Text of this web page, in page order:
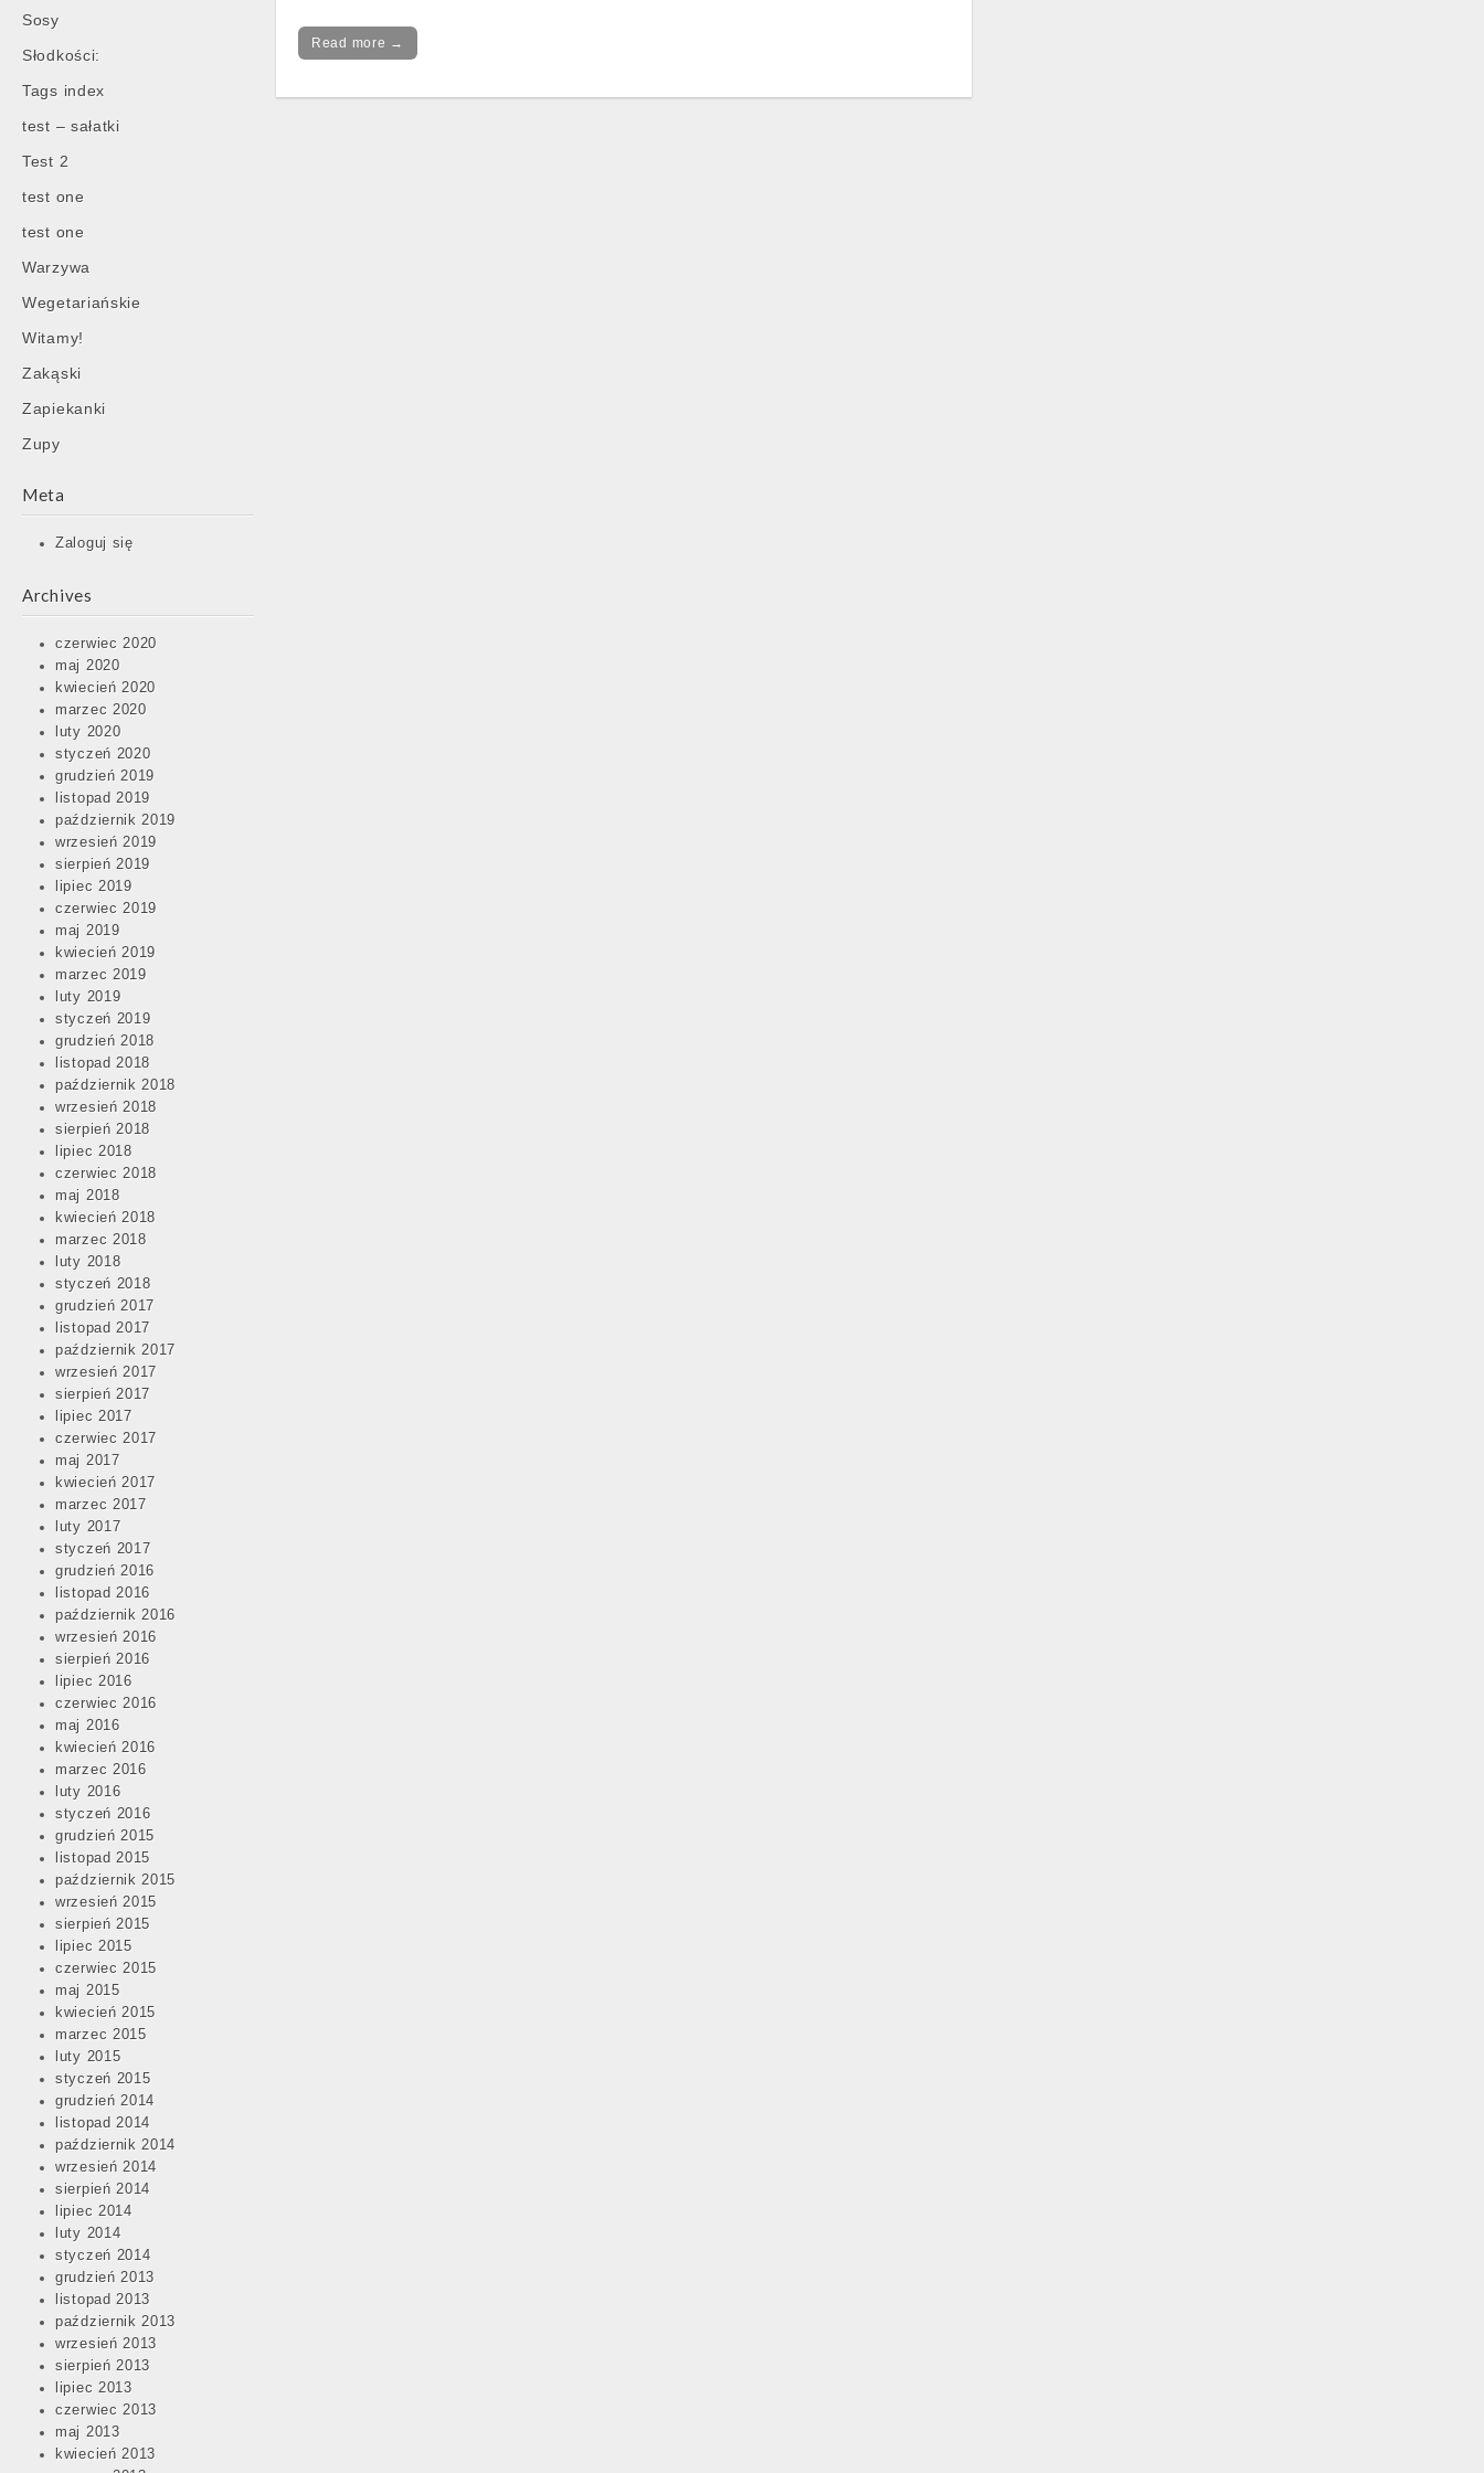
Sosy
Słodkości:
Tags index
test – sałatki
Test 2
test one
test one
Warzywa
Wegetariańskie
Witamy!
Zakąski
Zapiekanki
Zupy
Meta
Zaloguj się
Archives
czerwiec 2020
maj 2020
kwiecień 2020
marzec 2020
luty 2020
styczeń 2020
grudzień 2019
listopad 2019
październik 2019
wrzesień 2019
sierpień 2019
lipiec 2019
czerwiec 2019
maj 2019
kwiecień 2019
marzec 2019
luty 2019
styczeń 2019
grudzień 2018
listopad 2018
październik 2018
wrzesień 2018
sierpień 2018
lipiec 2018
czerwiec 2018
maj 2018
kwiecień 2018
marzec 2018
luty 2018
styczeń 2018
grudzień 2017
listopad 2017
październik 2017
wrzesień 2017
sierpień 2017
lipiec 2017
czerwiec 2017
maj 2017
kwiecień 2017
marzec 2017
luty 2017
styczeń 2017
grudzień 2016
listopad 2016
październik 2016
wrzesień 2016
sierpień 2016
lipiec 2016
czerwiec 2016
maj 2016
kwiecień 2016
marzec 2016
luty 2016
styczeń 2016
grudzień 2015
listopad 2015
październik 2015
wrzesień 2015
sierpień 2015
lipiec 2015
czerwiec 2015
maj 2015
kwiecień 2015
marzec 2015
luty 2015
styczeń 2015
grudzień 2014
listopad 2014
październik 2014
wrzesień 2014
sierpień 2014
lipiec 2014
luty 2014
styczeń 2014
grudzień 2013
listopad 2013
październik 2013
wrzesień 2013
sierpień 2013
lipiec 2013
czerwiec 2013
maj 2013
kwiecień 2013
Read more →